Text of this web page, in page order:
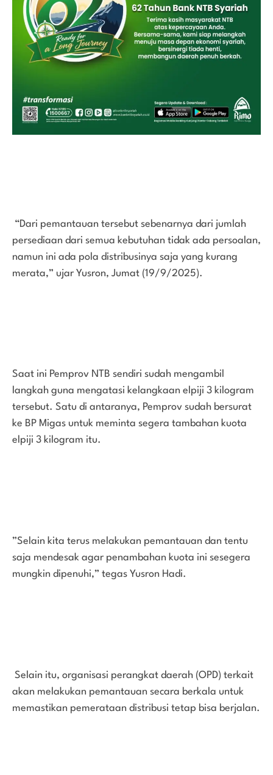
“Dari pemantauan tersebut sebenarnya dari jumlah
persediaan dari semua kebutuhan tidak ada persoalan,
namun ini ada pola distribusinya saja yang kurang
merata,” ujar Yusron, Jumat (19/9/2025).
Saat ini Pemprov NTB sendiri sudah mengambil
langkah guna mengatasi kelangkaan elpiji 3 kilogram
tersebut. Satu di antaranya, Pemprov sudah bersurat
ke BP Migas untuk meminta segera tambahan kuota
elpiji 3 kilogram itu.
”Selain kita terus melakukan pemantauan dan tentu
saja mendesak agar penambahan kuota ini sesegera
mungkin dipenuhi,” tegas Yusron Hadi.
Selain itu, organisasi perangkat daerah (OPD) terkait
akan melakukan pemantauan secara berkala untuk
memastikan pemerataan distribusi tetap bisa berjalan.